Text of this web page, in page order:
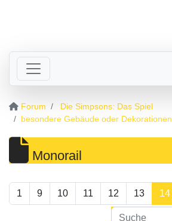
Forum
Die Simpsons: Das Spiel
besondere Gebäude oder Dekorationen
Monorail
1 9 10 11 12 13 14